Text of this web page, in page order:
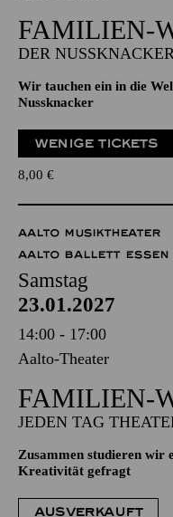
FAMILIEN-
DER NUSSKNACKER
Wir tauchen ein in die
Nussknacker
WENIGE TICKETS
8,00 €
AALTO MUSIKTHEATER
AALTO BALLETT ESSEN
Samstag
23.01.2027
14:00 - 17:00
Aalto-Theater
FAMILIEN-
JEDEN TAG
Zusammen studieren wir
Kreativität gefragt
AUSVERKAUFT